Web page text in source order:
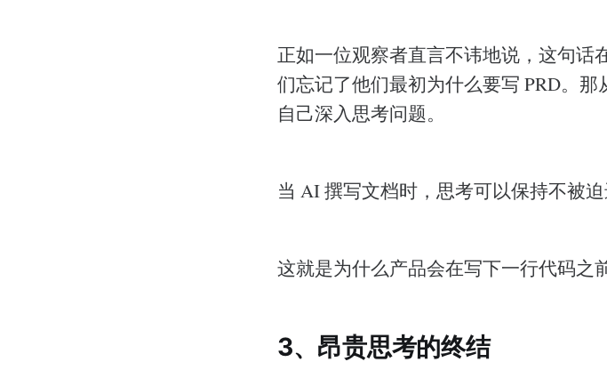
正如一位观察者直言不讳地说，这句话
们忘记了他们最初为什么要写 PRD。
自己深入思考问题。
当 AI 撰写文档时，思考可以保持不被迫
这就是为什么产品会在写下一行代码之
3、昂贵思考的终结